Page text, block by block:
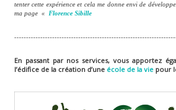
tenter cette expérience et cela me donne envi de
ma page « Florence Sibille
En passant par nos services, vous apportez
l’édifice de la création d’une école de la viepour